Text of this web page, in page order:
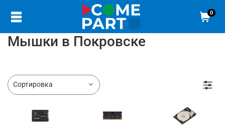
0
Мышки в Покровске